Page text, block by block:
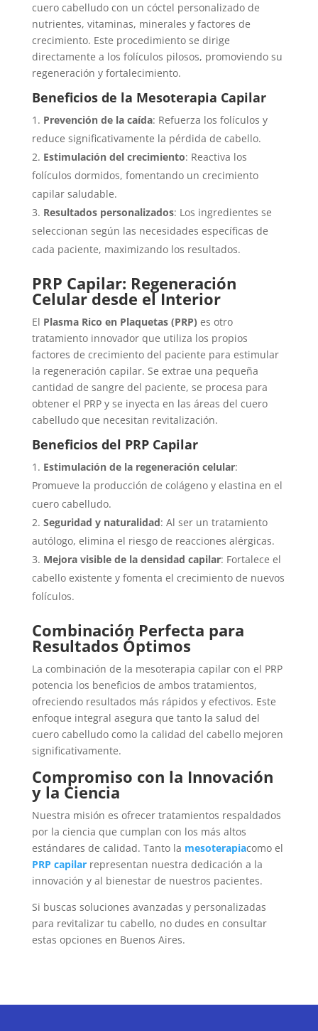
cuero cabelludo con un cóctel personalizado de
nutrientes, vitaminas, minerales y factores de
crecimiento. Este procedimiento se dirige
directamente a los folículos pilosos, promoviendo su
regeneración y fortalecimiento.
Beneficios de la Mesoterapia Capilar
Prevención de la caída: Refuerza los folículos y
reduce significativamente la pérdida de cabello.
Estimulación del crecimiento: Reactiva los
folículos dormidos, fomentando un crecimiento
capilar saludable.
Resultados personalizados: Los ingredientes se
seleccionan según las necesidades específicas de
cada paciente, maximizando los resultados.
PRP Capilar: Regeneración
Celular desde el Interior
El Plasma Rico en Plaquetas (PRP) es otro
tratamiento innovador que utiliza los propios
factores de crecimiento del paciente para estimular
la regeneración capilar. Se extrae una pequeña
cantidad de sangre del paciente, se procesa para
obtener el PRP y se inyecta en las áreas del cuero
cabelludo que necesitan revitalización.
Beneficios del PRP Capilar
Estimulación de la regeneración celular:
Promueve la producción de colágeno y elastina en el
cuero cabelludo.
Seguridad y naturalidad: Al ser un tratamiento
autólogo, elimina el riesgo de reacciones alérgicas.
Mejora visible de la densidad capilar: Fortalece el
cabello existente y fomenta el crecimiento de nuevos
folículos.
Combinación Perfecta para
Resultados Óptimos
La combinación de la mesoterapia capilar con el PRP
potencia los beneficios de ambos tratamientos,
ofreciendo resultados más rápidos y efectivos. Este
enfoque integral asegura que tanto la salud del
cuero cabelludo como la calidad del cabello mejoren
significativamente.
Compromiso con la Innovación
y la Ciencia
Nuestra misión es ofrecer tratamientos respaldados
por la ciencia que cumplan con los más altos
estándares de calidad. Tanto la mesoterapiacomo el
PRP capilarrepresentan nuestra dedicación a la
innovación y al bienestar de nuestros pacientes.
Si buscas soluciones avanzadas y personalizadas
para revitalizar tu cabello, no dudes en consultar
estas opciones en Buenos Aires.